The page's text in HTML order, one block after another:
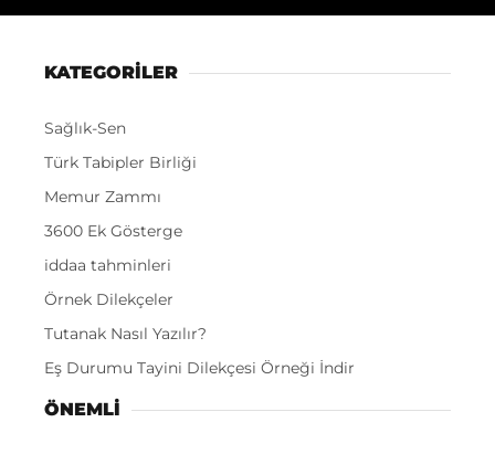
KATEGORİLER
Sağlık-Sen
Türk Tabipler Birliği
Memur Zammı
3600 Ek Gösterge
iddaa tahminleri
Örnek Dilekçeler
Tutanak Nasıl Yazılır?
Eş Durumu Tayini Dilekçesi Örneği İndir
ÖNEMLI